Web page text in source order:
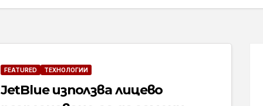
FEATURED ТЕХНОЛОГИИ
JetBlue използва лицево